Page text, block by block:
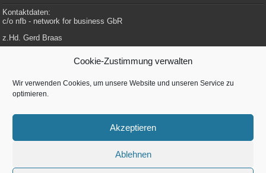
Cookie-Zustimmung verwalten
Wir verwenden Cookies, um unsere Website und unseren Service zu
optimieren.
Akzeptieren
Ablehnen
Kontaktdaten:
c/o nfb - network for business GbR
z.Hd. Gerd Braas
Tel.: 0 27 34 / 479 112
nfb - network for business GbR
57572 Niederfischbach